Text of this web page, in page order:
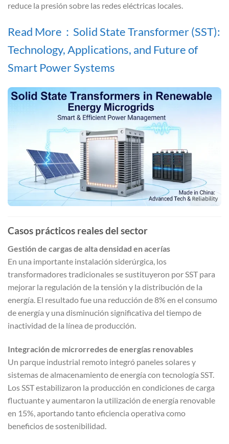
reduce la presión sobre las redes eléctricas locales.
Read More：Solid State Transformer (SST):
Technology, Applications, and Future of
Smart Power Systems
Casos prácticos reales del sector
Gestión de cargas de alta densidad en acerías
En una importante instalación siderúrgica, los
transformadores tradicionales se sustituyeron por SST para
mejorar la regulación de la tensión y la distribución de la
energía. El resultado fue una reducción de 8% en el consumo
de energía y una disminución significativa del tiempo de
inactividad de la línea de producción.
Integración de microrredes de energías renovables
Un parque industrial remoto integró paneles solares y
sistemas de almacenamiento de energía con tecnología SST.
Los SST estabilizaron la producción en condiciones de carga
fluctuante y aumentaron la utilización de energía renovable
en 15%, aportando tanto eficiencia operativa como
beneficios de sostenibilidad.